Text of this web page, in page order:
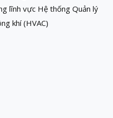
lĩnh vực Hệ thống Quản lý
khí (HVAC)